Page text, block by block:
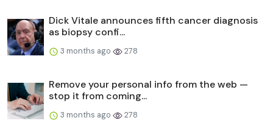
Dick Vitale announces fifth cancer diagnosis
as biopsy confi...
3 months ago 278
Remove your personal info from the web —
stop it from coming...
3 months ago 278